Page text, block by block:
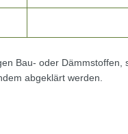
Bau- oder Dämmstoffen,
abgeklärt werden.